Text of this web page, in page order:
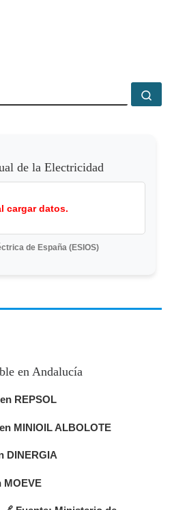
de la Electricidad
cargar datos.
de España (ESIOS)
en Andalucía
REPSOL
MINIOIL ALBOLOTE
DINERGIA
MOEVE